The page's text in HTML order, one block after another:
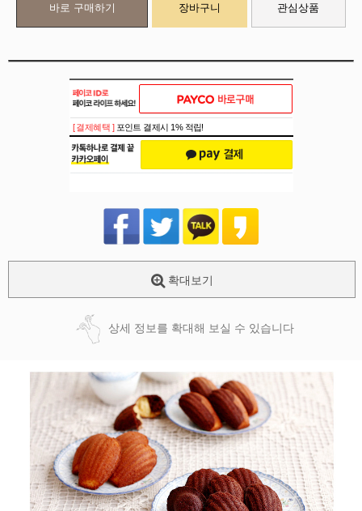
바로 구매하기 장바구니 관심상품
페이코 ID로
PAYCO 바로
[ 결제혜택 ] 포인트 결제시 1% 적립!
확대보기
상세 정보를 확대해 보실 수 있습니다